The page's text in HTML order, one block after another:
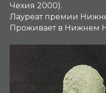
Чехия 2000).
Лауреат премии
Проживает в Нижнем